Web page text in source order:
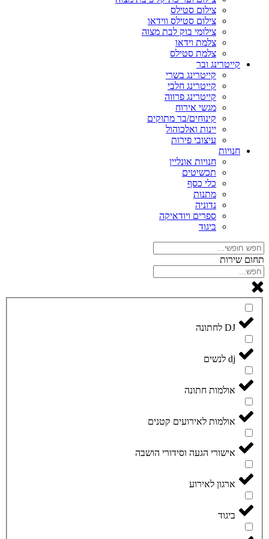
צילום סטילס
צילום סטילס ווידאו
צילומי בוק לבת מצוה
צלמת וידאו
צלמת סטילס
קייטרינג ובר
קייטרינג בשרי
קייטרינג חלבי
קייטרינג פרווה
מגשי אירוח
קינוחים/בר מתוקים
יינות ואלכוהול
עיצובי פירות
חנויות
חנויות אונליין
תכשיטים
כלי כסף
מתנות
נדוניה
ספרים ויודאיקה
ביגוד
תחום שירות
DJ לחתונה
dj לנשים
אולמות חתונה
אולמות לאירועים קטנים
אישורי הגעה וסידורי הושבה
ארגון לאירוע
ביגוד